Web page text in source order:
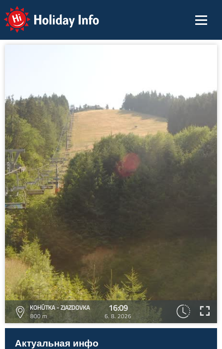
Holiday Info
KOHÚTKA - ZJAZDOVKA
800 m
16:09
6. 8. 2026
Актуальная инфо